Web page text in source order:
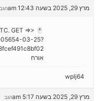
מרץ 29, 2025 בשעה 12:43 am הגב
GET =>>
03-25?
🖱
אורח
wplj64
מרץ 29, 2025 בשעה 5:17 am הגב